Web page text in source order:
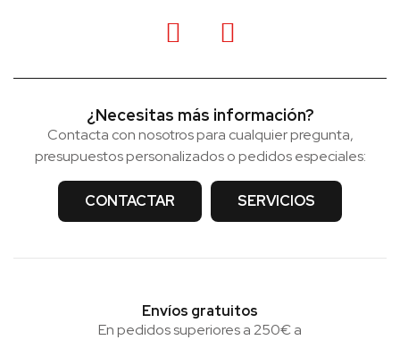
¿Necesitas más información?
Contacta con nosotros para cualquier pregunta,
presupuestos personalizados o pedidos especiales:
CONTACTAR SERVICIOS
Envíos gratuitos
En pedidos superiores a 250€ a